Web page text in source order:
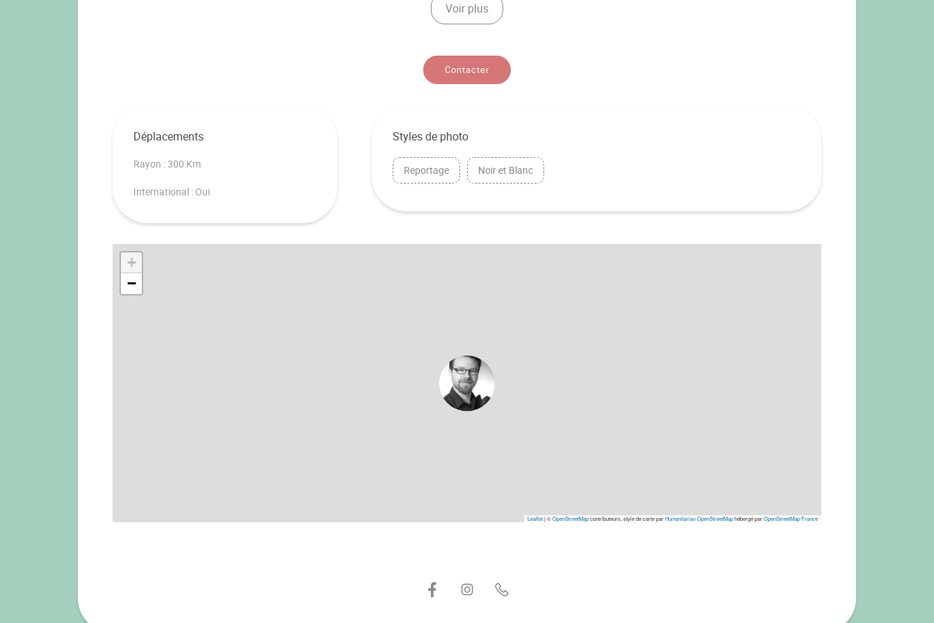
Voir plus
Contacter
Déplacements
Rayon : 300 Km
International : Oui
Styles de photo
Reportage Noir et Blanc
+
−
Leaflet|©OpenStreetMapcontributeurs, style de carte parHumanitarian OpenStreetMaphébergé parOpenStreetMap France